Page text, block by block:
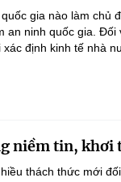
gia nào làm chủ
an ninh quốc gia. Đối
định kinh tế nhà
niềm tin, khơi
thách thức mới